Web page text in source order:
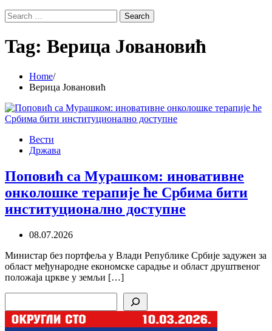
Search
for:
Tag: Верица Јовановић
Home
Верица Јовановић
Вести
Држава
Поповић са Мурашком: иновативне
онколошке терапије ће Србима бити
институционално доступне
08.07.2026
Министар без портфеља у Влади Републике Србије задужен за
област међународне економске сарадње и област друштвеног
положаја цркве у земљи […]